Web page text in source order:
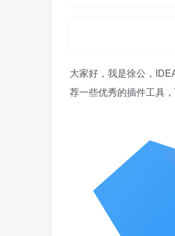
大家好，我是徐公，
荐一些优秀的插件工具